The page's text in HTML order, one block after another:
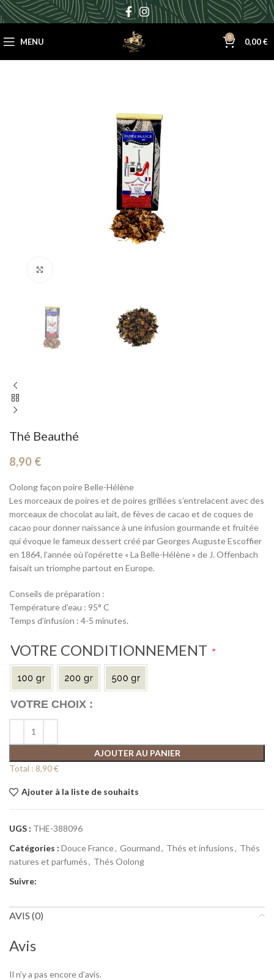
MENU 0 0,00€
Thé Beauthé
8,90 €
Oolong façon poire Belle-Hélène
Les morceaux de poires et de poires grillées s’entrelacent avec des
morceaux de chocolat au lait, de fèves de cacao et de coques de
cacao pour donner naissance à une infusion gourmande et fruitée
qui évoque le fameux dessert créé par Georges Auguste Escoffier
en 1864, l’année où l’opérette « La Belle-Hélène » de J. Offenbach
faisait un triomphe partout en Europe.
Conseils de préparation :
Température d’eau : 95° C
Temps d’infusion : 4-5 minutes.
VOTRE CONDITIONNEMENT *
AJOUTER AU PANIER
Total : 8,90 €
Ajouter à la liste de souhaits
UGS : THE-388096
Catégories : Douce France, Gourmand, Thés et infusions, Thés
natures et parfumés, Thés Oolong
Suivre:
AVIS (0)
Avis
Il n’y a pas encore d’avis.